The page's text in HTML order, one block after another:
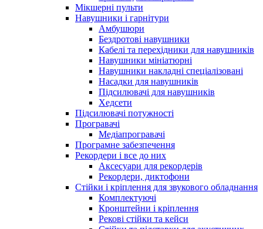
Мікшерні пульти
Навушники і гарнітури
Амбушюри
Бездротові навушники
Кабелі та перехідники для навушників
Навушники мініатюрні
Навушники накладні спеціалізовані
Насадки для навушників
Підсилювачі для навушників
Хедсети
Підсилювачі потужності
Програвачі
Медіапрогравачі
Програмне забезпечення
Рекордери і все до них
Аксесуари для рекордерів
Рекордери, диктофони
Стійки і кріплення для звукового обладнання
Комплектуючі
Кронштейни і кріплення
Рекові стійки та кейси